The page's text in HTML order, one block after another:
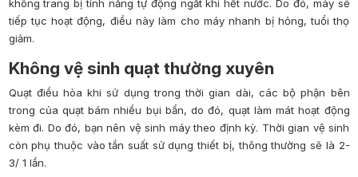
không trang bị tính năng tự động ngắt khi hết nước. Do đó, máy sẽ
tiếp tục hoạt động, điều này làm cho máy nhanh bị hỏng, tuổi thọ
giảm.
Không vệ sinh quạt thường xuyên
Quạt điều hòa khi sử dụng trong thời gian dài, các bộ phận bên
trong của quạt bám nhiều bụi bẩn, do đó, quạt làm mát hoạt động
kèm đi. Do đó, bạn nên vệ sinh máy theo định kỳ. Thời gian vệ sinh
còn phụ thuộc vào tần suất sử dụng thiết bị, thông thường sẽ là 2-
3/ 1 lần.